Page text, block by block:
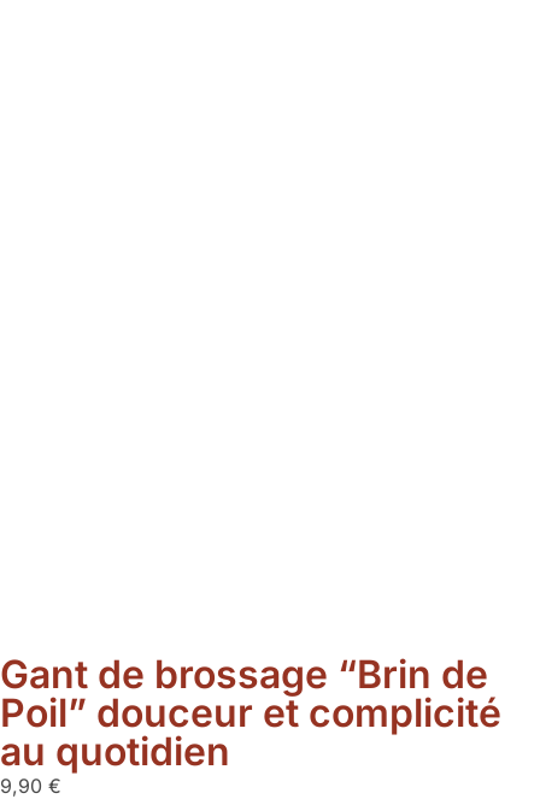
Gant de brossage “Brin de
Poil” douceur et complicité
au quotidien
9,90 €